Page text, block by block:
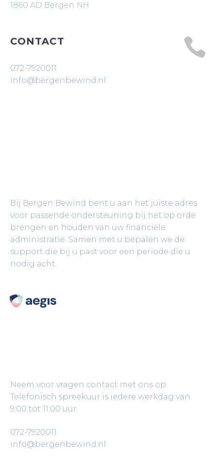
1860 AD Bergen NH


CONTACT
072-7920011
info@bergenbewind.nl
Bij Bergen Bewind bent u aan het juiste adres
voor passende ondersteuning bij het op orde
brengen en houden van uw financiële
administratie. Samen met u bepalen we de
support die bij u past voor een periode die u
nodig acht.
Neem voor vragen contact met ons op.
Telefonisch spreekuur is iedere werkdag van
9:00 tot 11:00 uur.
072-7920011
info@bergenbewind.nl